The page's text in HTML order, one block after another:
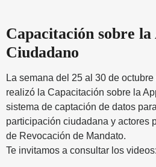
Capacitación sobre
Ciudadano
La semana del 25 al 30 de
realizó la Capacitación sobre la
sistema de captación de datos
participación ciudadana y actores
de Revocación de Mandato.
Te invitamos a consultar los videos: